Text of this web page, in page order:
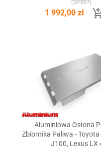
(OP097)
1 992,00 zł
Szybki
Aluminiowa Osłona
Zbiornika Paliwa -
J100, Lexus LX